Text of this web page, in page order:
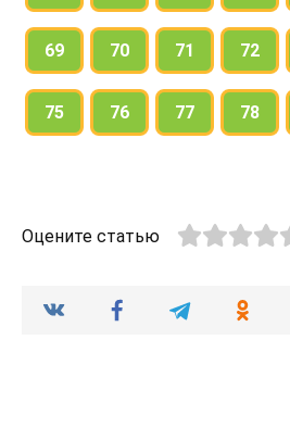
69 70 71 72
75 76 77 78
Оцените статью